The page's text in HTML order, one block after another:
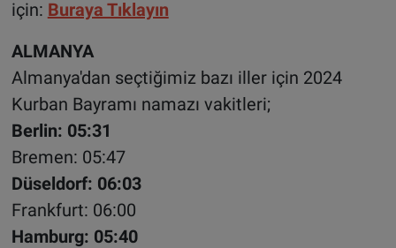
için: Buraya Tıklayın
ALMANYA
Almanya'dan seçtiğimiz bazı iller için 2024
Kurban Bayramı namazı vakitleri;
Berlin: 05:31
Bremen: 05:47
Düseldorf: 06:03
Frankfurt: 06:00
Hamburg: 05:40